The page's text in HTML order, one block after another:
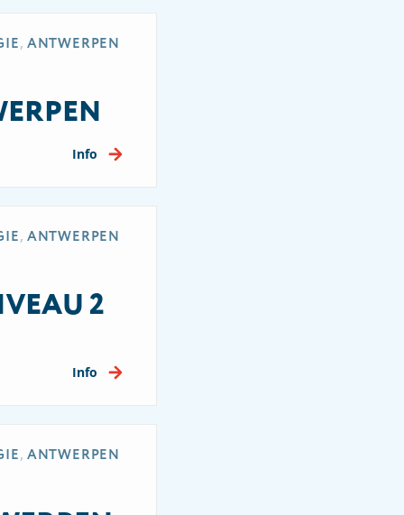
, ANTWERPEN
Info
, ANTWERPEN
2
Info
, ANTWERPEN